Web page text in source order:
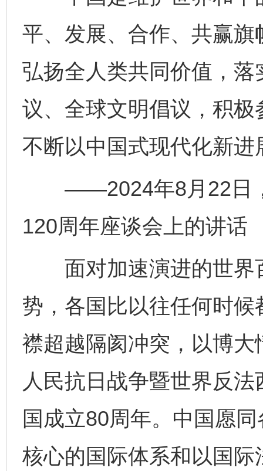
平、发展、合作、共赢
弘扬全人类共同价值，
议、全球文明倡议，积
不断以中国式现代化新
——2024年8月22日，
120周年座谈会上的讲话
面对加速演进的世界
势，各国比以往任何时
襟超越隔阂冲突，以博
人民抗日战争暨世界反
国成立80周年。中国愿
核心的国际体系和以国